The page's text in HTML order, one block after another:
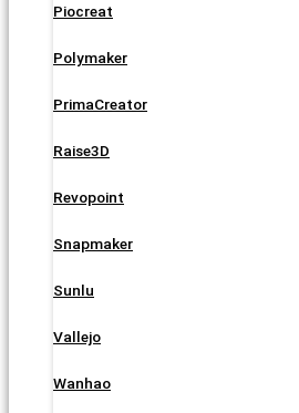
Piocreat
Polymaker
PrimaCreator
Raise3D
Revopoint
Snapmaker
Sunlu
Vallejo
Wanhao